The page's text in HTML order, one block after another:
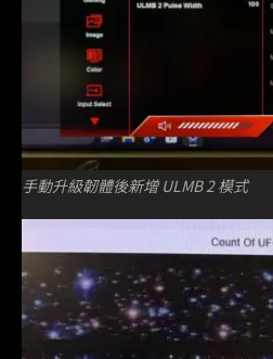
手動升級韌體後新增 ULMB 2 模式